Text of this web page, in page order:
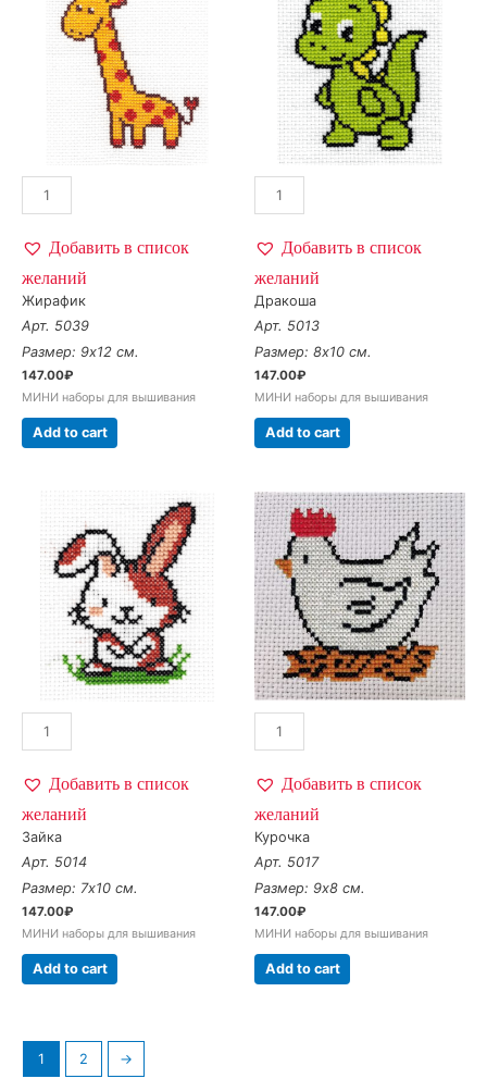
Добавить в список
желаний
Жирафик
Арт. 5039
Размер: 9х12 см.
147.00₽
МИНИ наборы для вышивания
Add to cart
Добавить в список
желаний
Дракоша
Арт. 5013
Размер: 8х10 см.
147.00₽
МИНИ наборы для вышивания
Add to cart
Добавить в список
желаний
Зайка
Арт. 5014
Размер: 7х10 см.
147.00₽
МИНИ наборы для вышивания
Add to cart
Добавить в список
желаний
Курочка
Арт. 5017
Размер: 9х8 см.
147.00₽
МИНИ наборы для вышивания
Add to cart
1 2 →